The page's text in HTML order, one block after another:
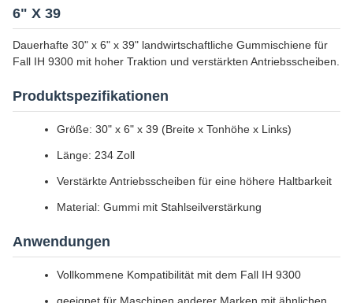
6" X 39
Dauerhafte 30" x 6" x 39" landwirtschaftliche Gummischiene für
Fall IH 9300 mit hoher Traktion und verstärkten Antriebsscheiben.
Produktspezifikationen
Größe: 30" x 6" x 39 (Breite x Tonhöhe x Links)
Länge: 234 Zoll
Verstärkte Antriebsscheiben für eine höhere Haltbarkeit
Material: Gummi mit Stahlseilverstärkung
Anwendungen
Vollkommene Kompatibilität mit dem Fall IH 9300